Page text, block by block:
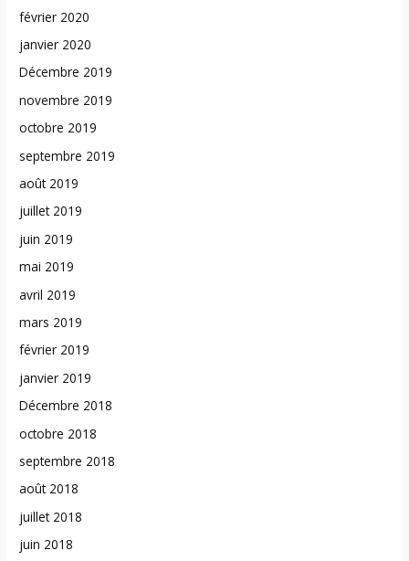
février 2020
janvier 2020
Décembre 2019
novembre 2019
octobre 2019
septembre 2019
août 2019
juillet 2019
juin 2019
mai 2019
avril 2019
mars 2019
février 2019
janvier 2019
Décembre 2018
octobre 2018
septembre 2018
août 2018
juillet 2018
juin 2018